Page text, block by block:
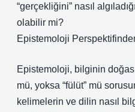
“gerçekliğini” nasıl
olabilir mi?
Epistemoloji
Epistemoloji, bilginin doğası
mü, yoksa “fülüt” mü
kelimelerin ve dilin nasıl